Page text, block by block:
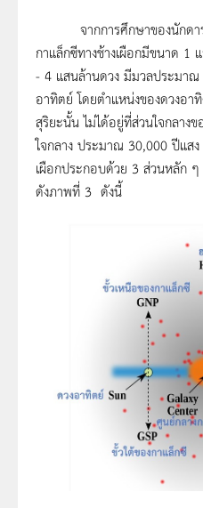
จากการศึกษาของนักดารา
กาแล็กซีทางช้างเผือกมีขนาด
- 4 แสนล้านดวง มีมวลประมาณ
อาทิตย์ โดยตำแหน่งของดวงอา
สุริยะนั้น ไม่ได้อยู่ที่ส่วนใจกลาง
ใจกลาง ประมาณ 30,000 ปีแสง
เผือกประกอบด้วย 3 ส่วนหลัก
ดังภาพที่ 3 ดังนี้